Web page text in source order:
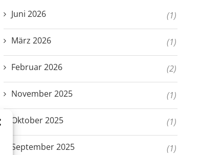
Juni 2026 (1)
März 2026 (1)
Februar 2026 (2)
November 2025 (1)
Oktober 2025 (1)
September 2025 (1)